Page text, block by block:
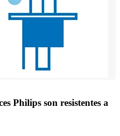
Philips son resistentes a